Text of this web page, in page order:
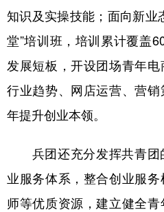
知识及实操技能；面向新业
堂”培训班，培训累计覆盖
发展短板，开设团场青年
行业趋势、网店运营、营
年提升创业本领。
兵团还充分发挥共青团
业服务体系，整合创业服
师等优质资源，建立健全青